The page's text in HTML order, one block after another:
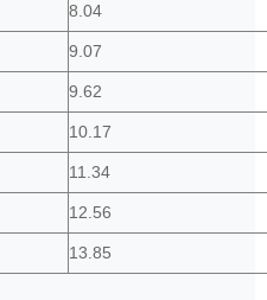
8.04
9.07
9.62
10.17
11.34
12.56
13.85